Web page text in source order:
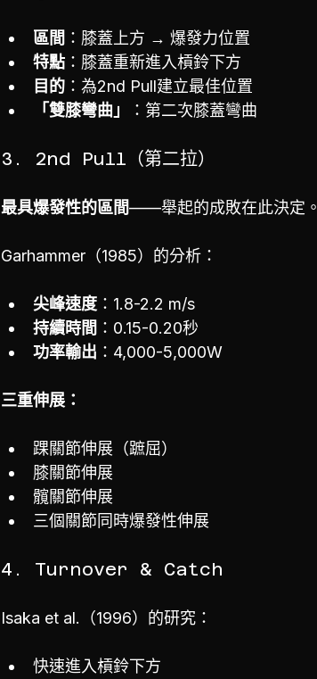
區間 ：膝蓋上方 → 爆發力位置
特點 ：膝蓋重新進入槓鈴下方
目的 ：為2nd Pull建立最佳位置
「雙膝彎曲」
：第二次膝蓋彎曲
3. 2nd Pull（第二拉）
最具爆發性的區間——舉起的成敗在此決定。
Garhammer（1985）的分析：
尖峰速度 ：1.8-2.2 m/s
持續時間 ：0.15-0.20秒
功率輸出 ：4,000-5,000W
三重伸展：
踝關節伸展（蹠屈）
膝關節伸展
髖關節伸展
三個關節同時爆發性伸展
4. Turnover & Catch
Isaka et al.（1996）的研究：
快速進入槓鈴下方